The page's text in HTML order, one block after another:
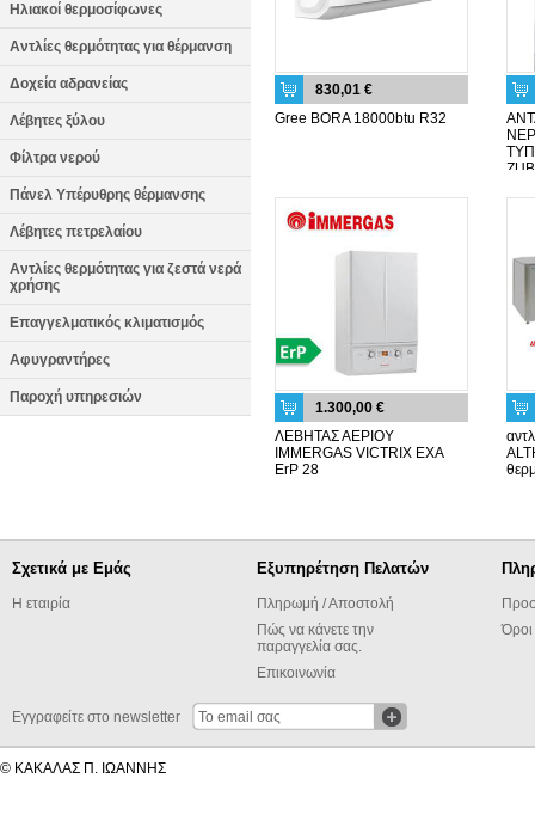
Ηλιακοί θερμοσίφωνες
Αντλίες θερμότητας για θέρμανση
Δοχεία αδρανείας
Λέβητες ξύλου
Φίλτρα νερού
Πάνελ Υπέρυθρης θέρμανσης
Λέβητες πετρελαίου
Αντλίες θερμότητας για ζεστά νερά
χρήσης
Επαγγελματικός κλιματισμός
Αφυγραντήρες
Παροχή υπηρεσιών
830,01 €
Gree BORA 18000btu R32
1.300,00 €
ΛΕΒΗΤΑΣ ΑΕΡΙΟΥ
IMMERGAS VICTRIX EXA
ErP 28
Σχετικά με Εμάς
Η εταιρία
Εξυπηρέτηση Πελατών
Πληρωμή / Αποστολή
Πώς να κάνετε την
παραγγελία σας.
Επικοινωνία
Εγγραφείτε στο newsletter
© ΚΑΚΑΛΑΣ Π. ΙΩΑΝΝΗΣ